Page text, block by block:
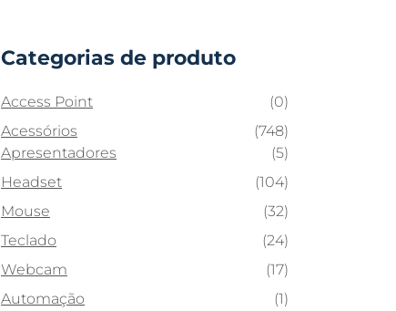
Categorias de produto
Access Point
(0)
Acessórios
(748)
Apresentadores
(5)
Headset
(104)
Mouse
(32)
Teclado
(24)
Webcam
(17)
Automação
(1)